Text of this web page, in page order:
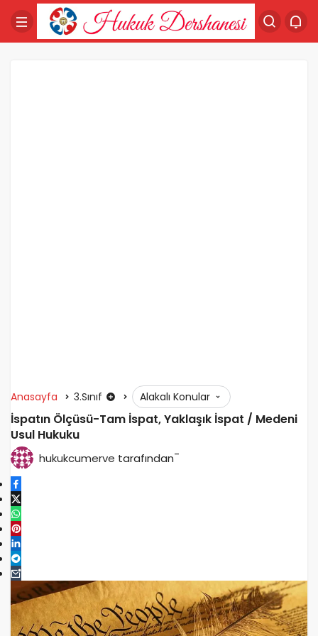
Anasayfa 3.Sınıf Alakalı Konular
İspatın Ölçüsü-Tam İspat, Yaklaşık İspat / Medeni
Usul Hukuku
hukukcumerve tarafından-